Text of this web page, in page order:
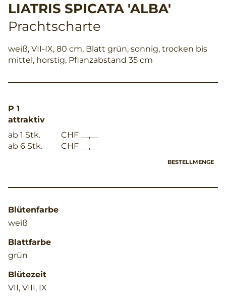
LIATRIS SPICATA 'ALBA'
Prachtscharte
weiß, VII-IX, 80 cm, Blatt grün, sonnig, trocken bis
mittel, horstig, Pflanzabstand 35 cm
P 1
attraktiv
ab 1 Stk.
CHF __,__
ab 6 Stk.
CHF __,__
BESTELLMENGE
Blütenfarbe
weiß
Blattfarbe
grün
Blütezeit
VII, VIII, IX